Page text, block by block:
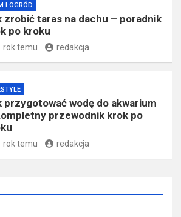
I OGRÓD
zrobić taras na dachu – poradnik
po kroku
rok temu redakcja
przygotować wodę do akwarium
przewodnik krok po
rok temu redakcja